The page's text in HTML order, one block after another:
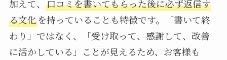
加えて、 口コミを書いてもらった後に必ず返信す
る文化を持っていることも特徴です。「書いて終
わり」ではなく、「受け取って、感謝して、改善
に活かしている」ことが見えるため、お客様も